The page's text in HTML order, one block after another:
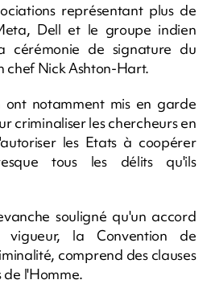
représentant plus de
Dell et le groupe indien
cérémonie de signature du
chef Nick Ashton-Hart.
notamment mis en garde
criminaliser les chercheurs en
les Etats à coopérer
tous les délits qu'ils
souligné qu'un accord
la Convention de
comprend des clauses
de l'Homme.